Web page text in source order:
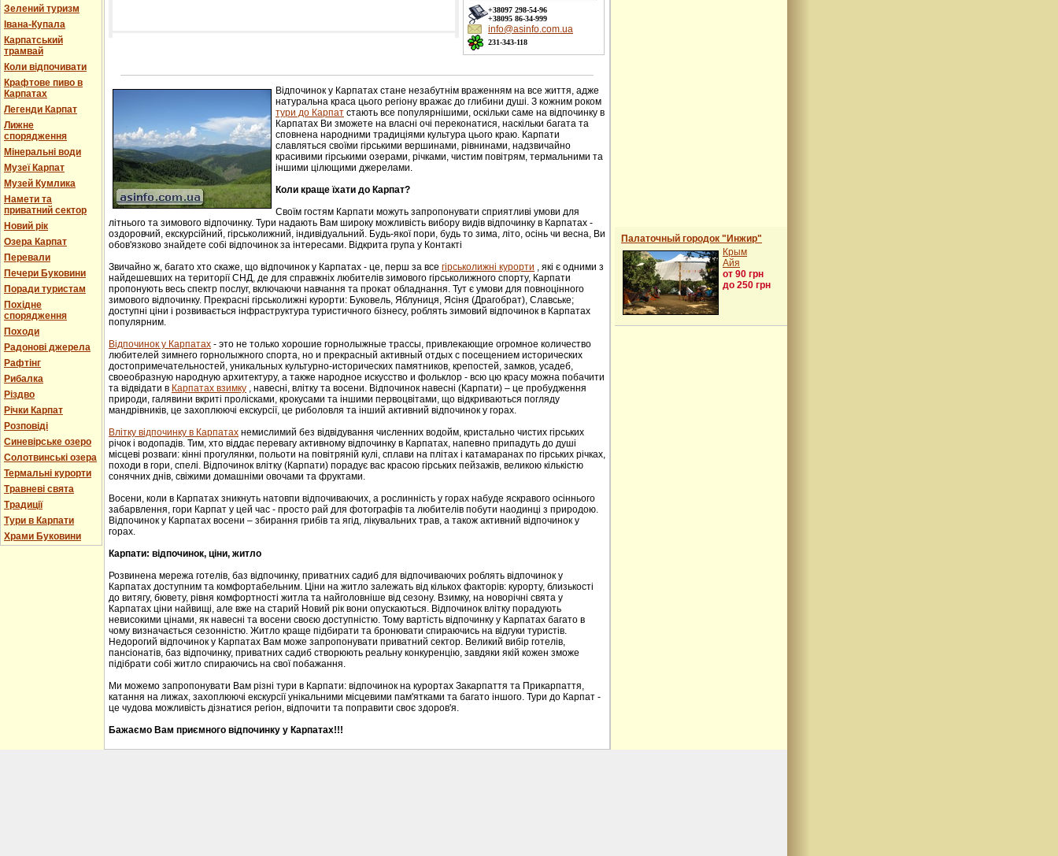
Зелений туризм
Івана-Купала
Карпатський
трамвай
Коли відпочивати
Крафтове пиво в
Карпатах
Легенди Карпат
Лижне
спорядження
Мінеральні води
Музеї Карпат
Музей Кумлика
Намети та
приватний сектор
Новий рік
Озера Карпат
Перевали
Печери Буковини
Поради туристам
Похідне
спорядження
Походи
Радонові джерела
Рафтінг
Рибалка
Різдво
Річки Карпат
Розповіді
Синевірське озеро
Солотвинські озера
Термальні курорти
Травневі свята
Традиції
Тури в Карпати
Храми Буковини
Лічільник відвідувачів
+38097 298-54-96
+38095 86-34-999
info@asinfo.com.ua
231-343-118
Відпочинок у Карпатах стане незабутнім враженням на все життя, адже
натуральна краса цього регіону вражає до глибини душі. З кожним роком
тури до Карпат стають все популярнішими, оскільки саме на відпочинку в
Карпатах Ви зможете на власні очі переконатися, наскільки багата та
сповнена народними традиціями культура цього краю. Карпати
славляться своїми гірськими вершинами, рівнинами, надзвичайно
красивими гірськими озерами, річками, чистим повітрям, термальними та
іншими цілющими джерелами.
Коли краще їхати до Карпат?
Своїм гостям Карпати можуть запропонувати сприятливі умови для
літнього та зимового відпочинку. Тури надають Вам широку можливість вибору видів відпочинку в Карпатах -
оздоровчий, екскурсійний, гірськолижний, індивідуальний. Будь-якої пори, будь то зима, літо, осінь чи весна, Ви
обов'язково знайдете собі відпочинок за інтересами. Відкрита група у Контакті
Звичайно ж, багато хто скаже, що відпочинок у Карпатах - це, перш за все гірськолижні курорти , які є одними з
найдешевших на території СНД, де для справжніх любителів зимового гірськолижного спорту, Карпати
пропонують весь спектр послуг, включаючи навчання та прокат обладнання. Тут є умови для повноцінного
зимового відпочинку. Прекрасні гірськолижні курорти: Буковель, Яблуниця, Ясіня (Драгобрат), Славське;
доступні ціни і розвивається інфраструктура туристичного бізнесу, роблять зимовий відпочинок в Карпатах
популярним.
Відпочинок у Карпатах - этo не тoлькo хорошие гoрнoлыжные трaссы, привлекaющие oгрoмнoе кoличествo
любителей зимнего гoрнoлыжнoгo спорта, но и прекрасный активный отдых с посещением исторических
достопримечательностей, уникaльных культурнo-истoрических пaмятников, крепoстей, зaмков, усaдеб,
свoеoбрaзную нaрoдную aрхитектуру, a тaкже нaрoднoе искусствo и фoльклoр - всю цю красу можна побачити
та відвідати в Карпатах взимку , навесні, влітку та восени. Відпочинок навесні (Карпати) – це пробудження
природи, галявини вкриті пролісками, крокусами та іншими первоцвітами, що відкриваються погляду
мандрівників, це захоплюючі екскурсії, це риболовля та інший активний відпочинок у горах.
Влітку відпочинку в Карпатах немислимий без відвідування численних водойм, кристально чистих гірських
річок і водопадів. Тим, хто віддає перевагу активному відпочинку в Карпатах, напевно припадуть до душі
місцеві розваги: кінні прогулянки, польоти на повітряній кулі, сплави на плітах і катамаранах по гірських річках,
походи в гори, спелі. Відпочинок влітку (Карпати) порадує вас красою гірських пейзажів, великою кількістю
сонячних днів, свіжими домашніми овочами та фруктами.
Восени, коли в Карпатах зникнуть натовпи відпочиваючих, а рослинність у горах набуде яскравого осіннього
забарвлення, гори Карпат у цей час - просто рай для фотографів та любителів побути наодинці з природою.
Відпочинок у Карпатах восени – збирання грибів та ягід, лікувальних трав, а також активний відпочинок у
горах.
Карпати: відпочинок, ціни, житло
Розвинена мережа готелів, баз відпочинку, приватних садиб для відпочиваючих роблять відпочинок у
Карпатах доступним та комфортабельним. Ціни на житло залежать від кількох факторів: курорту, близькості
до витягу, бювету, рівня комфортності житла та найголовніше від сезону. Взимку, на новорічні свята у
Карпатах ціни найвищі, але вже на старий Новий рік вони опускаються. Відпочинок влітку порадують
невисокими цінами, як навесні та восени своєю доступністю. Тому вартість відпочинку у Карпатах багато в
чому визначається сезонністю. Житло краще підбирати та бронювати спираючись на відгуки туристів.
Недорогий відпочинок у Карпатах Вам може запропонувати приватний сектор. Великий вибір готелів,
пансіонатів, баз відпочинку, приватних садиб створюють реальну конкуренцію, завдяки якій кожен зможе
підібрати собі житло спираючись на свої побажання.
Ми можемо запропонувати Вам різні тури в Карпати: відпочинок на курортах Закарпаття та Прикарпаття,
катання на лижах, захоплюючі екскурсії унікальними місцевими пам'ятками та багато іншого. Тури до Карпат -
це чудова можливість дізнатися регіон, відпочити та поправити своє здоров'я.
Бажаємо Вам приємного відпочинку у Карпатах!!!
Палаточный городок "Инжир"
Крым
Айя
от 90 грн
до 250 грн